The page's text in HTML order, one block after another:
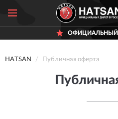
ОФИЦИАЛЬНЫЙ
HATSAN Публичная оферта